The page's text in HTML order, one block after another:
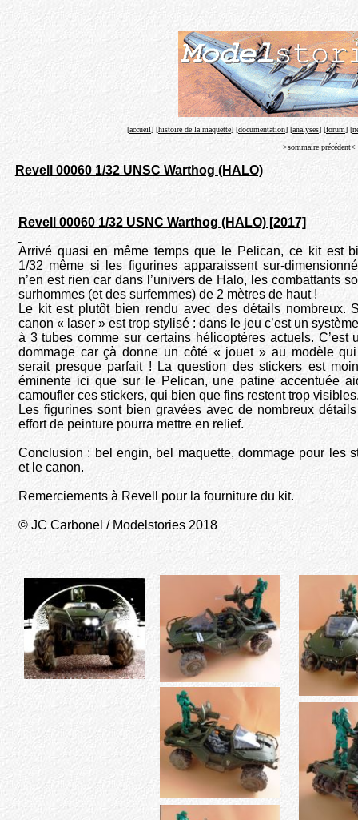
Revell 00060 1/32 UNSC Warthog (HALO)
Revell 00060 1/32 USNC Warthog (HALO) [2017]
Arrivé quasi en même temps que le Pelican, ce kit est
1/32 même si les figurines apparaissent sur-
n’en est rien car dans l’univers de Halo, les combattants
surhommes (et des surfemmes) de 2 mètres de haut !
Le kit est plutôt bien rendu avec des détails nombreux.
canon « laser » est trop stylisé : dans le jeu c’est un
à 3 tubes comme sur certains hélicoptères actuels. C’est
dommage car çà donne un côté « jouet » au modèle
serait presque parfait ! La question des stickers est
éminente ici que sur le Pelican, une patine accentuée
camoufler ces stickers, qui bien que fins restent trop
Les figurines sont bien gravées avec de nombreux détails
effort de peinture pourra mettre en relief.
Conclusion : bel engin, bel maquette, dommage pour les
et le canon.
Remerciements à Revell pour la fourniture du kit.
© JC Carbonel / Modelstories 2018
[accueil] [histoire de la maquette] [documentation] [analyses] [forum] [
>sommaire précédent<